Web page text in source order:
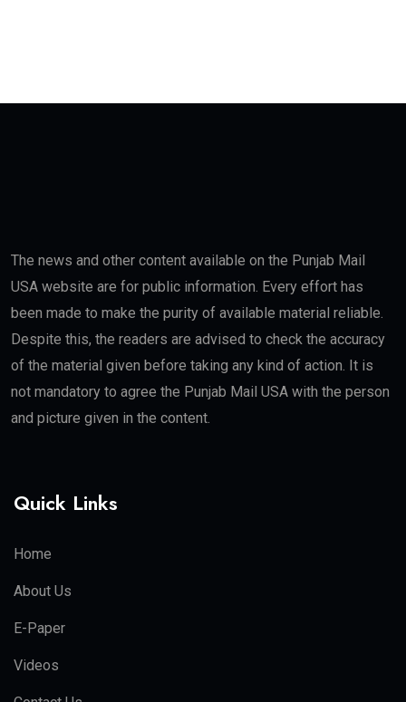
The news and other content available on the Punjab Mail
USA website are for public information. Every effort has
been made to make the purity of available material reliable.
Despite this, the readers are advised to check the accuracy
of the material given before taking any kind of action. It is
not mandatory to agree the Punjab Mail USA with the person
and picture given in the content.
Quick Links
Home
About Us
E-Paper
Videos